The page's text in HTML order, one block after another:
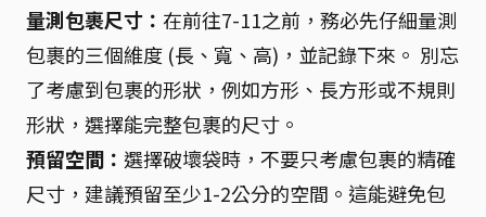
量測包裹尺寸： 在前往7-11之前，務必先仔細量測
包裹的三個維度 (長、寬、高)，並記錄下來。 別忘
了考慮到包裹的形狀，例如方形、長方形或不規則
形狀，選擇能完整包裹的尺寸。
預留空間： 選擇破壞袋時，不要只考慮包裹的精確
尺寸，建議預留至少1-2公分的空間。這能避免包